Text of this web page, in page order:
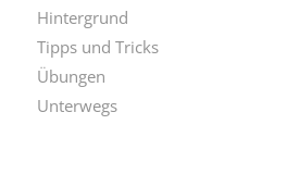
Hintergrund
Tipps und Tricks
Übungen
Unterwegs